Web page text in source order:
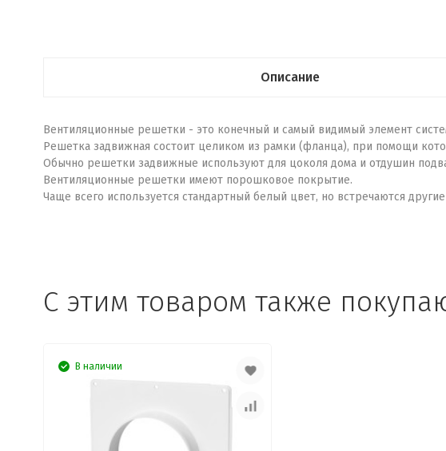
Описание
Вентиляционные решетки - это конечный и самый видимый элемент
Решетка задвижная состоит целиком из рамки (фланца), при помощи
Обычно решетки задвижные используют для цоколя дома и отдушин
Вентиляционные решетки имеют порошковое покрытие.
Чаще всего используется стандартный белый цвет, но встречаются
C этим товаром также
В наличии